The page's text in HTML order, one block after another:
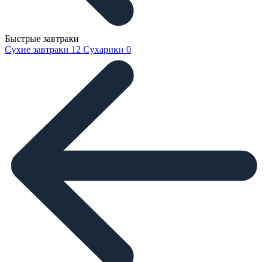
Быстрые завтраки
Сухие завтраки 12 Сухарики 0